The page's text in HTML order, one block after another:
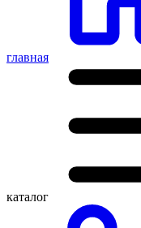
главная
каталог